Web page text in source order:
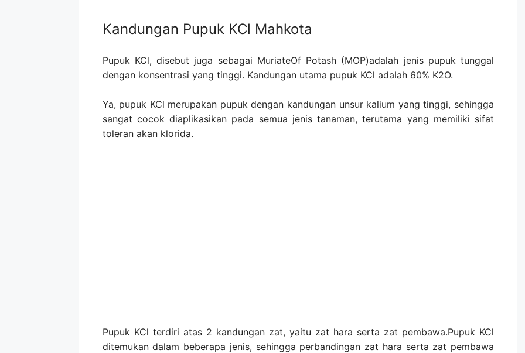
Kandungan Pupuk KCl Mahkota
Pupuk KCl, disebut juga sebagai MuriateOf Potash (MOP)adalah jenis pupuk tunggal
dengan konsentrasi yang tinggi. Kandungan utama pupuk KCl adalah 60% K2O.
Ya, pupuk KCl merupakan pupuk dengan kandungan unsur kalium yang tinggi, sehingga
sangat cocok diaplikasikan pada semua jenis tanaman, terutama yang memiliki sifat
toleran akan klorida.
Pupuk KCl terdiri atas 2 kandungan zat, yaitu zat hara serta zat pembawa.Pupuk KCl
ditemukan dalam beberapa jenis, sehingga perbandingan zat hara serta zat pembawa